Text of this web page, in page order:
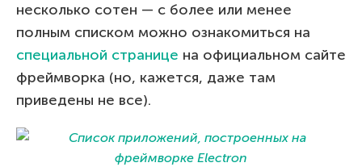
несколько сотен — с более или менее
полным списком можно ознакомиться на
специальной странице на официальном сайте
фреймворка (но, кажется, даже там
приведены не все).